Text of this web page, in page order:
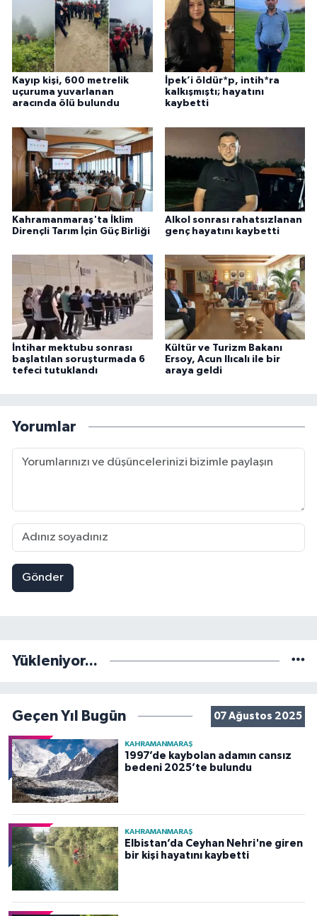
Kayıp kişi, 600 metrelik
uçuruma yuvarlanan
aracında ölü bulundu
İpek’i öldür*p, intih*ra
kalkışmıştı; hayatını
kaybetti
Kahramanmaraş'ta İklim
Dirençli Tarım İçin Güç Birliği
Alkol sonrası rahatsızlanan
genç hayatını kaybetti
İntihar mektubu sonrası
başlatılan soruşturmada 6
tefeci tutuklandı
Kültür ve Turizm Bakanı
Ersoy, Acun Ilıcalı ile bir
araya geldi
Yorumlar
Gönder
Yükleniyor...
Geçen Yıl Bugün 07 Ağustos 2025
KAHRAMANMARAŞ
1997’de kaybolan adamın cansız
bedeni 2025’te bulundu
KAHRAMANMARAŞ
Elbistan’da Ceyhan Nehri'ne giren
bir kişi hayatını kaybetti